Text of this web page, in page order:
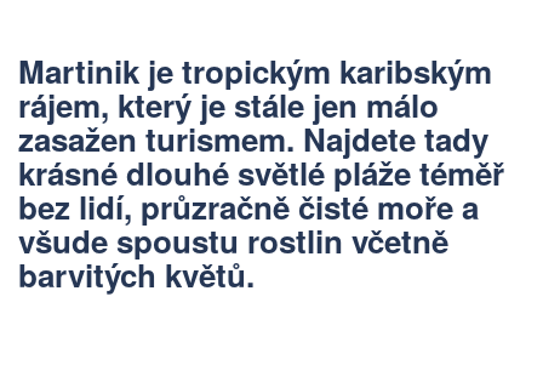
Martinik je tropickým karibským
rájem, který je stále jen málo
zasažen turismem. Najdete tady
krásné dlouhé světlé plážetéměř
bez lidí, průzračně čisté moře a
všude spoustu rostlin včetně
barvitých květů.